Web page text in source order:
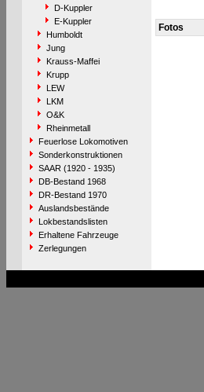
D-Kuppler
E-Kuppler
Humboldt
Jung
Krauss-Maffei
Krupp
LEW
LKM
O&K
Rheinmetall
Feuerlose Lokomotiven
Sonderkonstruktionen
SAAR (1920 - 1935)
DB-Bestand 1968
DR-Bestand 1970
Auslandsbestände
Lokbestandslisten
Erhaltene Fahrzeuge
Zerlegungen
Fotos